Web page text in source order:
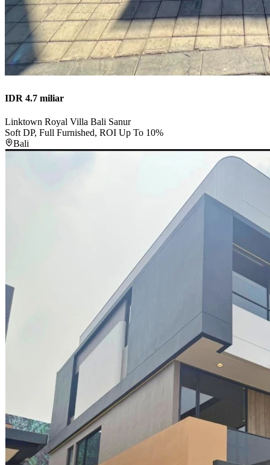
IDR 4.7 miliar
Linktown Royal Villa Bali Sanur
Soft DP, Full Furnished, ROI Up To 10%
Bali